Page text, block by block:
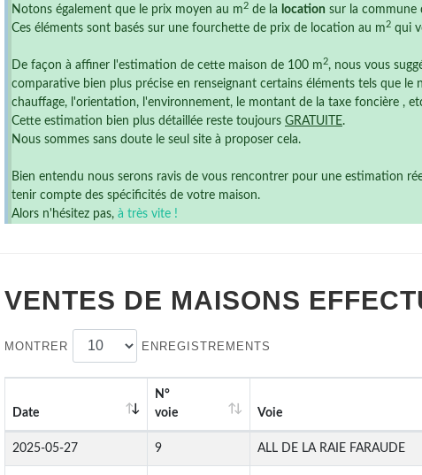
Notons également que le prix moyen au m 2 de la location sur la commune
Ces éléments sont basés sur une fourchette de prix de location au m 2 qui
De façon à affiner l'estimation de cette maison de 100 m 2, nous vous
comparative bien plus précise en renseignant certains éléments tels que
chauffage, l'orientation, l'environnement, le montant de la taxe foncière ,
Cette estimation bien plus détaillée reste toujours GRATUITE.
Nous sommes sans doute le seul site à proposer cela.
Bien entendu nous serons ravis de vous rencontrer pour une estimation
tenir compte des spécificités de votre maison.
Alors n'hésitez pas, à très vite !
VENTES DE MAISONS
MONTRER ENREGISTREMENTS
Date
N°
voie
Voie
2025-05-27 9 ALL DE LA RAIE FARAUDE